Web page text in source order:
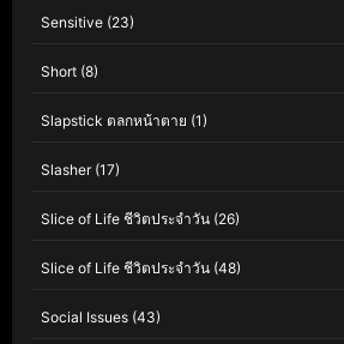
Sensitive (23)
Short (8)
Slapstick ตลกหน้าตาย (1)
Slasher(17)
Slice of Life ชีวิตประจำวัน (26)
Slice of Life ชีวิตประจำวัน (48)
Social Issues (43)